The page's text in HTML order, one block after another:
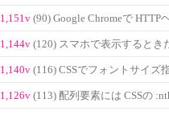
1,151v (90) Google Chromeで HTTP
1,144v (120) スマホで表示するとき
1,140v (116) CSSでフォントサイズ
1,126v (113) 配列要素には CSSの